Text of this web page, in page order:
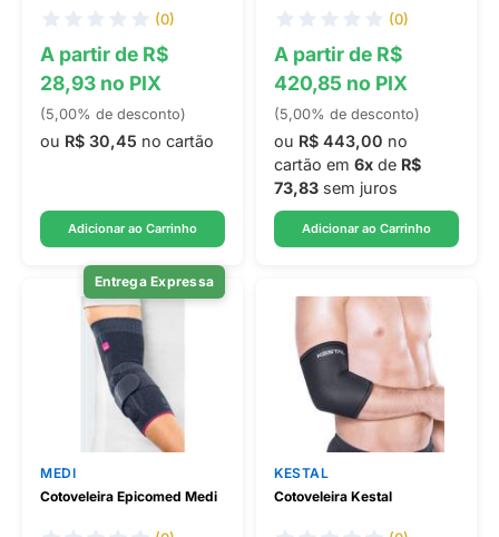
(0)
A partir de R$
28,93 no PIX
(5,00% de desconto)
ou R$ 30,45 no cartão
Adicionar ao Carrinho
(0)
A partir de R$
420,85 no PIX
(5,00% de desconto)
ou R$ 443,00 no
cartão em 6x de R$
73,83 sem juros
Adicionar ao Carrinho
Entrega Expressa
MEDI
Cotoveleira Epicomed Medi
KESTAL
Cotoveleira Kestal